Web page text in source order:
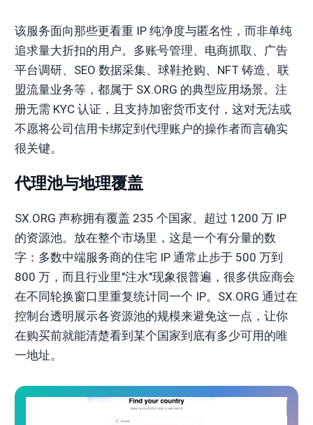
该服务面向那些更看重 IP 纯净度与匿名性，而非单纯
追求量大折扣的用户。多账号管理、电商抓取、广告
平台调研、SEO 数据采集、球鞋抢购、NFT 铸造、联
盟流量业务等，都属于 SX.ORG 的典型应用场景。注
册无需 KYC 认证，且支持加密货币支付，这对无法或
不愿将公司信用卡绑定到代理账户的操作者而言确实
很关键。
代理池与地理覆盖
SX.ORG 声称拥有覆盖 235 个国家、超过 1200 万 IP
的资源池。放在整个市场里，这是一个有分量的数
字：多数中端服务商的住宅 IP 通常止步于 500 万到
800 万，而且行业里"注水"现象很普遍，很多供应商会
在不同轮换窗口里重复统计同一个 IP。SX.ORG 通过在
控制台透明展示各资源池的规模来避免这一点，让你
在购买前就能清楚看到某个国家到底有多少可用的唯
一地址。